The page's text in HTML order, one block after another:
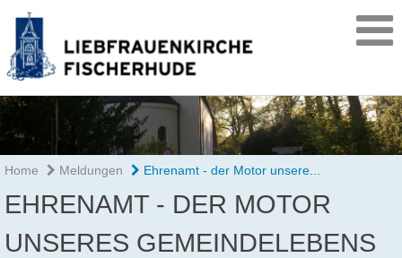
Home Meldungen Ehrenamt - der Motor unsere...
EHRENAMT - DER MOTOR
UNSERES GEMEINDELEBENS